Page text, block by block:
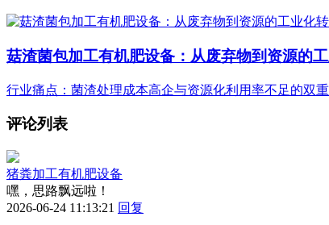
菇渣菌包加工有机肥设备：从废弃物到资源的
行业痛点：菌渣处理成本高企与资源化利用率不足的双
评论列表
猪粪加工有机肥设备
嘿，思路飘远啦！
2026-06-24 11:13:21 回复